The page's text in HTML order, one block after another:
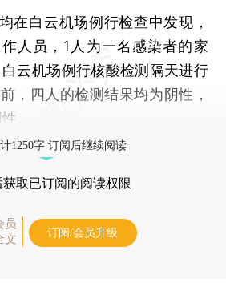
白云机场例行检查中发现，
人员，1人为一名感染者的家
云机场例行核酸检测隔天进行
，四人的检测结果均为阴性，
。
1250字 订阅后继续阅读
获取已订阅的阅读权限
员
文
订阅/会员升级